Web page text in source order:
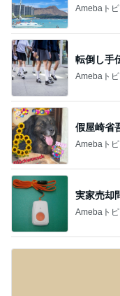
Amebaト
転倒し手
Amebaト
假屋崎省
Amebaト
実家売却
Amebaト